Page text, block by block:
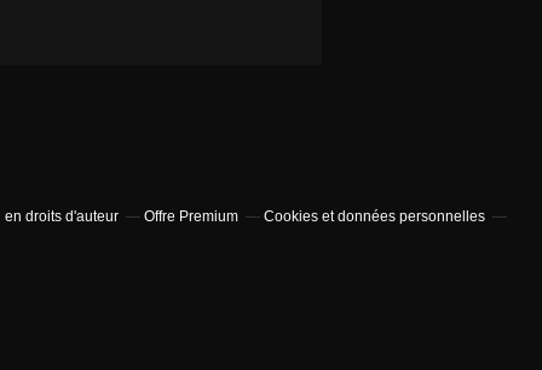
droits d'auteur Offre Premium Cookies et données personnelles